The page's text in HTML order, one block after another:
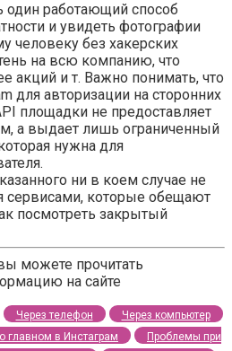
один работающий способ
и увидеть фотографии
человеку без хакерских
на всю компанию, что
акций и т. Важно понимать, что
для авторизации на сторонних
площадки не предоставляет
а выдает лишь ограниченный
нужна для
ни в коем случае не
сервисами, которые обещают
посмотреть закрытый
можете прочитать
на сайте
Через телефон
Через компьютер
главном в Инстаграм
Проблемы при